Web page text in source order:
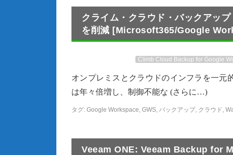
クライム・クラウド・バックアッ
を削減 [Microsoft365/Google
Climb Cloud Backup for Google
オンプレミスとクラウドのインフラを一元
は年々倍増し、制御不能な (さらに…)
タグ: Google Workspace, GWS, バックアップ, クラウド,
Veeam ONE: Veeam Backup for